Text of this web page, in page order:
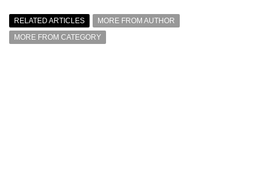
RELATED ARTICLES
MORE FROM AUTHOR
MORE FROM CATEGORY